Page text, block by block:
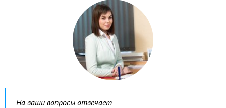
На ваши вопросы отвечает